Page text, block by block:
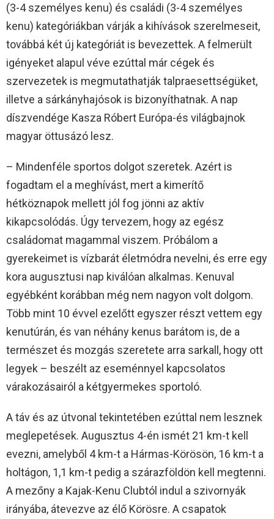
(3-4 személyes kenu) és családi (3-4 személyes
kenu) kategóriákban várják a kihívások szerelmeseit,
továbbá két új kategóriát is bevezettek. A felmerült
igényeket alapul véve ezúttal már cégek és
szervezetek is megmutathatják talpraesettségüket,
illetve a sárkányhajósok is bizonyíthatnak. A nap
díszvendége Kasza Róbert Európa-és világbajnok
magyar öttusázó lesz.
– Mindenféle sportos dolgot szeretek. Azért is
fogadtam el a meghívást, mert a kimerítő
hétköznapok mellett jól fog jönni az aktív
kikapcsolódás. Úgy tervezem, hogy az egész
családomat magammal viszem. Próbálom a
gyerekeimet is vízbarát életmódra nevelni, és erre egy
kora augusztusi nap kiválóan alkalmas. Kenuval
egyébként korábban még nem nagyon volt dolgom.
Több mint 10 évvel ezelőtt egyszer részt vettem egy
kenutúrán, és van néhány kenus barátom is, de a
természet és mozgás szeretete arra sarkall, hogy ott
legyek – beszélt az eseménnyel kapcsolatos
várakozásairól a kétgyermekes sportoló.
A táv és az útvonal tekintetében ezúttal nem lesznek
meglepetések. Augusztus 4-én ismét 21 km-t kell
evezni, amelyből 4 km-t a Hármas-Körösön, 16 km-t a
holtágon, 1,1 km-t pedig a szárazföldön kell megtenni.
A mezőny a Kajak-Kenu Clubtól indul a szivornyák
irányába, átevezve az élő Körösre. A csapatok